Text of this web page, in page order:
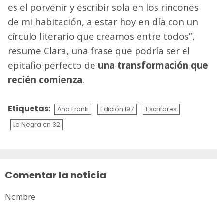
es el porvenir y escribir sola en los rincones
de mi habitación, a estar hoy en día con un
círculo literario que creamos entre todos”,
resume Clara, una frase que podría ser el
epitafio perfecto de una transformación que
recién comienza.
Etiquetas: Ana Frank Edición 197
Escritores
La Negra en 32
Comentar la noticia
Nombre